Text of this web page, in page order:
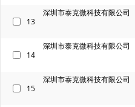
13
深圳市泰克微科技有限公司
14
深圳市泰克微科技有限公司
15
深圳市泰克微科技有限公司